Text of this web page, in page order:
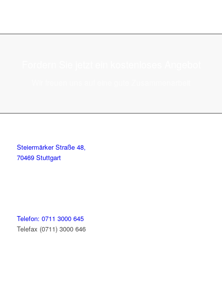
Steiermärker Straße 48,
70469 Stuttgart
Telefon: 0711 3000 645
Telefax (0711) 3000 646